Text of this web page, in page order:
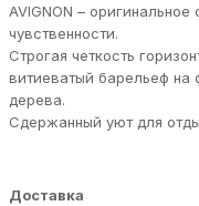
AVIGNON –
чувственности.
Строгая четкость
витиеватый барельеф на
дерева.
Сдержанный уют для
Доставка